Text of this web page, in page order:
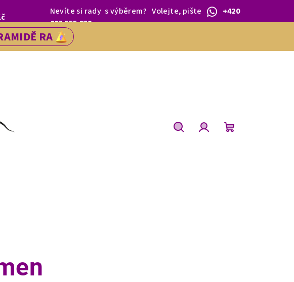
BUDEME TĚŠIT OD 1.BŘEZNA.
Nevíte si rady s výběrem?Volejte, pište
+420
607 555 679
RA